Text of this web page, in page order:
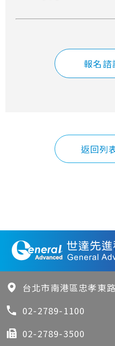
報名諮
返回列
台北市南港區忠孝東
02-2789-1100
02-2789-3500